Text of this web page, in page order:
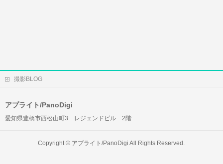
撮影BLOG
アプライト/PanoDigi
愛知県豊橋市西松山町3 レジェンドビル 2階
Copyright © アプライト/PanoDigi All Rights Reserved.